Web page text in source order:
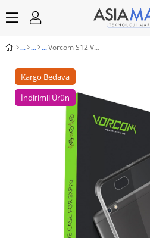
Vorcom S12 Ve SXPro Tablet Uyumlu Şeffaf Kılıf Tablet Koruyucu
Kargo Bedava
İndirimli Ürün